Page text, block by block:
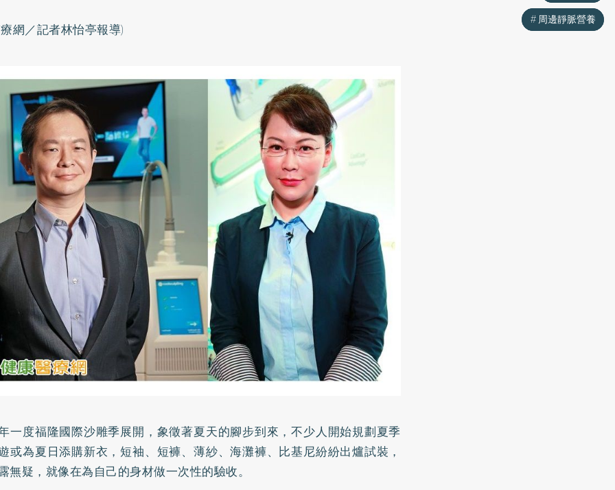
網／記者林怡亭報導)
一度福隆國際沙雕季展開，象徵著夏天的腳步到來，不少人開始規劃夏季
或為夏日添購新衣，短袖、短褲、薄紗、海灘褲、比基尼紛紛出爐試裝，
無疑，就像在為自己的身材做一次性的驗收。
周邊靜脈營養
周邊靜脈營養